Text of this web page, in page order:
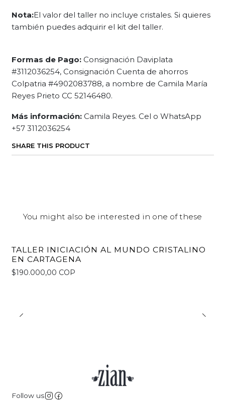
Nota:El valor del taller no incluye cristales. Si quieres
también puedes adquirir el kit del taller.
Formas de Pago: Consignación Daviplata
#3112036254, Consignación Cuenta de ahorros
Colpatria #4902083788, a nombre de Camila María
Reyes Prieto CC 52146480.
Más información:Camila Reyes. Cel o WhatsApp
+57 3112036254
SHARE THIS PRODUCT
You might also be interested in one of these
TALLER INICIACIÓN AL MUNDO CRISTALINO
EN CARTAGENA
$190.000,00 COP
Follow us